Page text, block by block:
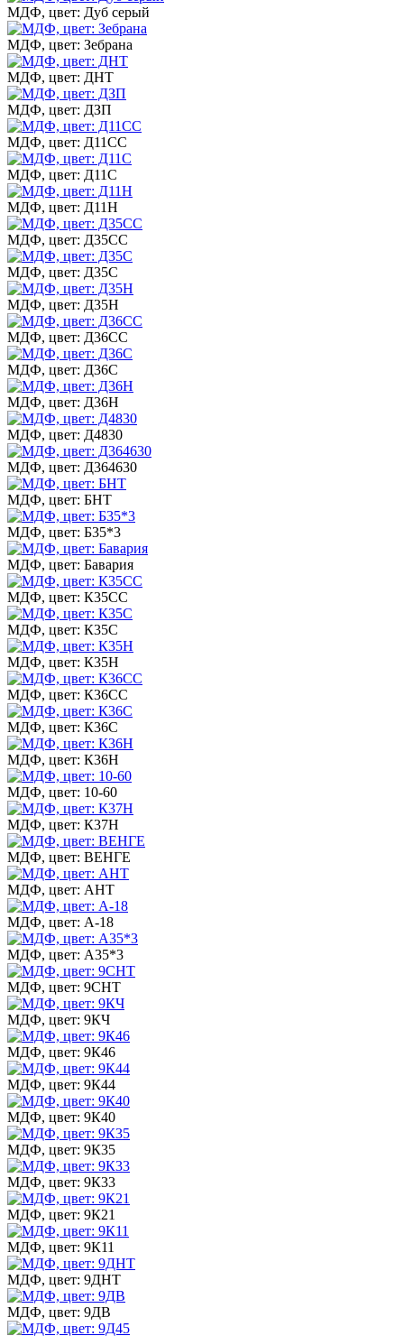
МДФ, цвет: Дуб серый
МДФ, цвет: Зебрана
МДФ, цвет: ДНТ
МДФ, цвет: ДЗП
МДФ, цвет: Д11СС
МДФ, цвет: Д11С
МДФ, цвет: Д11Н
МДФ, цвет: Д35СС
МДФ, цвет: Д35С
МДФ, цвет: Д35Н
МДФ, цвет: Д36СС
МДФ, цвет: Д36С
МДФ, цвет: Д36Н
МДФ, цвет: Д4830
МДФ, цвет: Д364630
МДФ, цвет: БНТ
МДФ, цвет: Б35*3
МДФ, цвет: Бавария
МДФ, цвет: К35СС
МДФ, цвет: К35С
МДФ, цвет: К35Н
МДФ, цвет: К36СС
МДФ, цвет: К36С
МДФ, цвет: К36Н
МДФ, цвет: 10-60
МДФ, цвет: К37Н
МДФ, цвет: ВЕНГЕ
МДФ, цвет: АНТ
МДФ, цвет: А-18
МДФ, цвет: А35*3
МДФ, цвет: 9СНТ
МДФ, цвет: 9КЧ
МДФ, цвет: 9К46
МДФ, цвет: 9К44
МДФ, цвет: 9К40
МДФ, цвет: 9К35
МДФ, цвет: 9К33
МДФ, цвет: 9К21
МДФ, цвет: 9К11
МДФ, цвет: 9ДНТ
МДФ, цвет: 9ДВ